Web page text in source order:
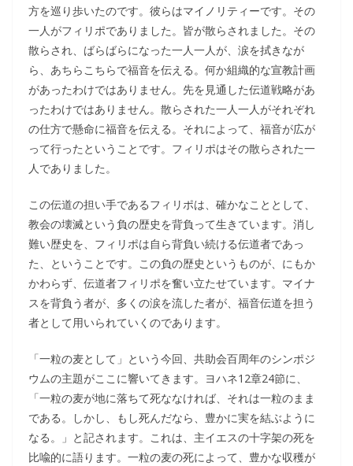
方を巡り歩いたのです。彼らはマイノリティーです。その
一人がフィリポでありました。皆が散らされました。その
散らされ、ばらばらになった一人一人が、涙を拭きなが
ら、あちらこちらで福音を伝える。何か組織的な宣教計画
があったわけではありません。先を見通した伝道戦略があ
ったわけではありません。散らされた一人一人がそれぞれ
の仕方で懸命に福音を伝える。それによって、福音が広が
って行ったということです。フィリポはその散らされた一
人でありました。
この伝道の担い手であるフィリポは、確かなこととして、
教会の壊滅という負の歴史を背負って生きています。消し
難い歴史を、フィリポは自ら背負い続ける伝道者であっ
た、ということです。この負の歴史というものが、にもか
かわらず、伝道者フィリポを奮い立たせています。マイナ
スを背負う者が、多くの涙を流した者が、福音伝道を担う
者として用いられていくのであります。
「一粒の麦として」という今回、共助会百周年のシンポジ
ウムの主題がここに響いてきます。ヨハネ12章24節に、
「一粒の麦が地に落ちて死ななければ、それは一粒のまま
である。しかし、もし死んだなら、豊かに実を結ぶように
なる。」と記されます。これは、主イエスの十字架の死を
比喩的に語ります。一粒の麦の死によって、豊かな収穫が